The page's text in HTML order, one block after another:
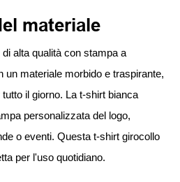
materiale
alta qualità con stampa a
un materiale morbido e traspirante,
il giorno. La t-shirt bianca
personalizzata del logo,
o eventi. Questa t-shirt girocollo
per l'uso quotidiano.